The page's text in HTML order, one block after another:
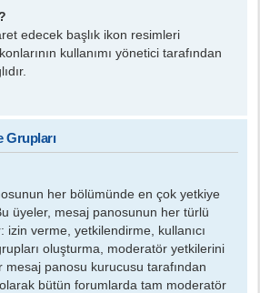
edecek başlık ikon resimleri
kullanımı yönetici tarafından
Grupları
her bölümünde en çok yetkiye
üyeler, mesaj panosunun her türlü
izin verme, yetkilendirme, kullanıcı
oluşturma, moderatör yetkilerini
mesaj panosu kurucusu tarafından
bütün forumlarda tam moderatör